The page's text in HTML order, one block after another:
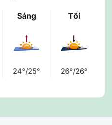
Sáng
24°/25°
Tối
26°/26°